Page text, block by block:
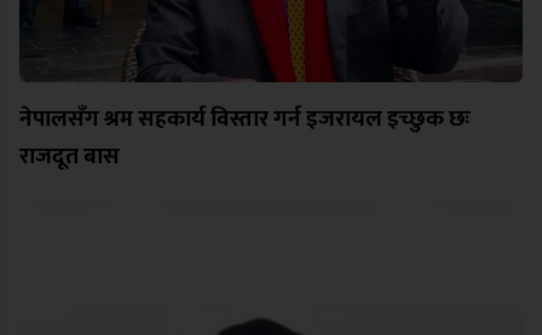
नेपालसँग श्रम सहकार्य विस्तार गर्न इजरायल इच्छुक छः
राजदूत बास